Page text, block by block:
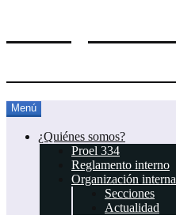
Menú
al
contenido
¿Quiénes somos?
Proel 334
Reglamento interno
Organización interna
Secciones
Actualidad